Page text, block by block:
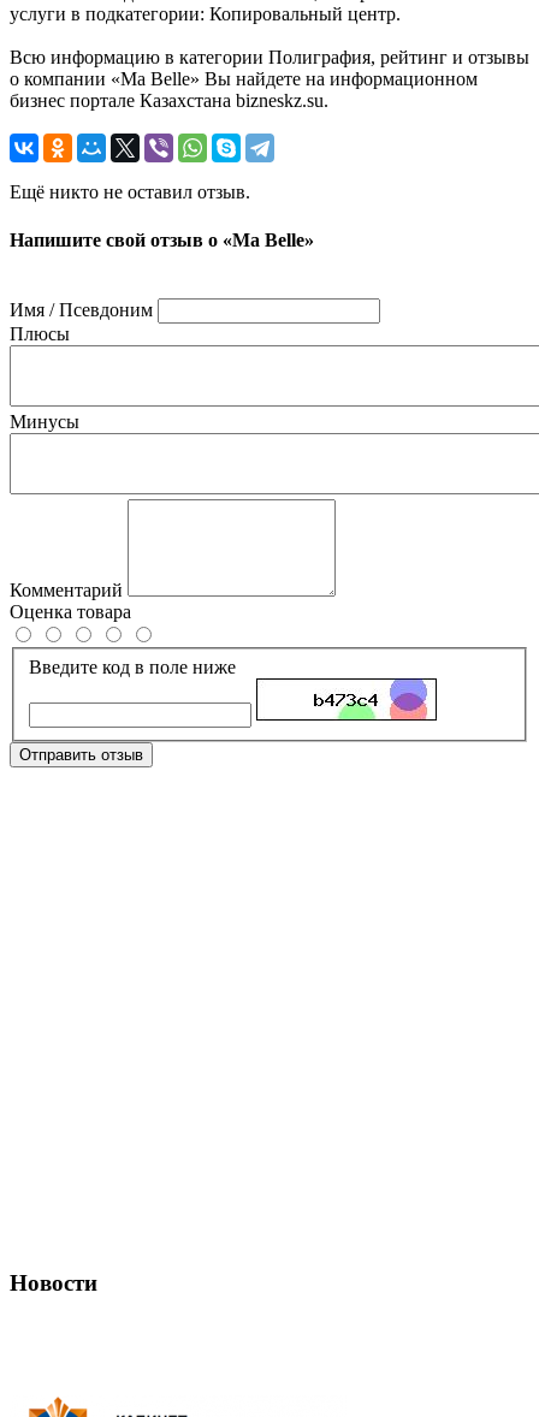
услуги в подкатегории: Копировальный центр.
Всю информацию в категории Полиграфия, рейтинг и отзывы
о компании «Ma Belle» Вы найдете на информационном
бизнес портале Казахстана bizneskz.su.
Ещё никто не оставил отзыв.
Напишите свой отзыв о «Ma Belle»
Имя / Псевдоним
Плюсы
Минусы
Комментарий
Оценка товара
Введите код в поле ниже
Отправить отзыв
Новости